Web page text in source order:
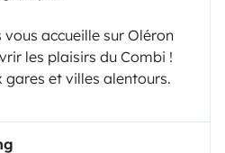
accueille sur Oléron
les plaisirs du Combi !
et villes alentours.